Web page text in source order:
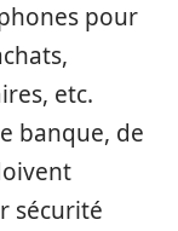
pour
etc.
banque, de
sécurité